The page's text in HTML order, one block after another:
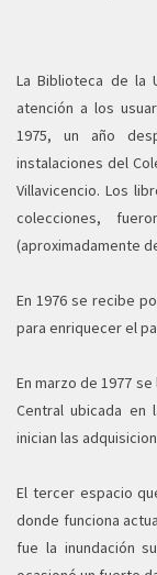
La Biblioteca de la
atención a los
1975, un año
instalaciones del
Villavicencio. Los
colecciones,
(aproximadamente
En 1976 se recibe
para enriquecer el
En marzo de 1977
Central ubicada en
inician las
El tercer espacio
donde funciona
fue la inundación